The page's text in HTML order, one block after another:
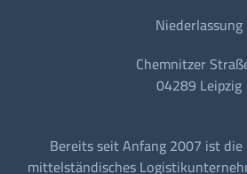
Niederlassung
Chemnitzer
04289 Leipzig
Bereits seit Anfang 2007 ist
mittelständisches